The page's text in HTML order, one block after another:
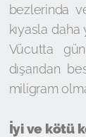
bezlerinda
kıyasla
Vücutta
dışarıdan
miligram
İyi ve kötü